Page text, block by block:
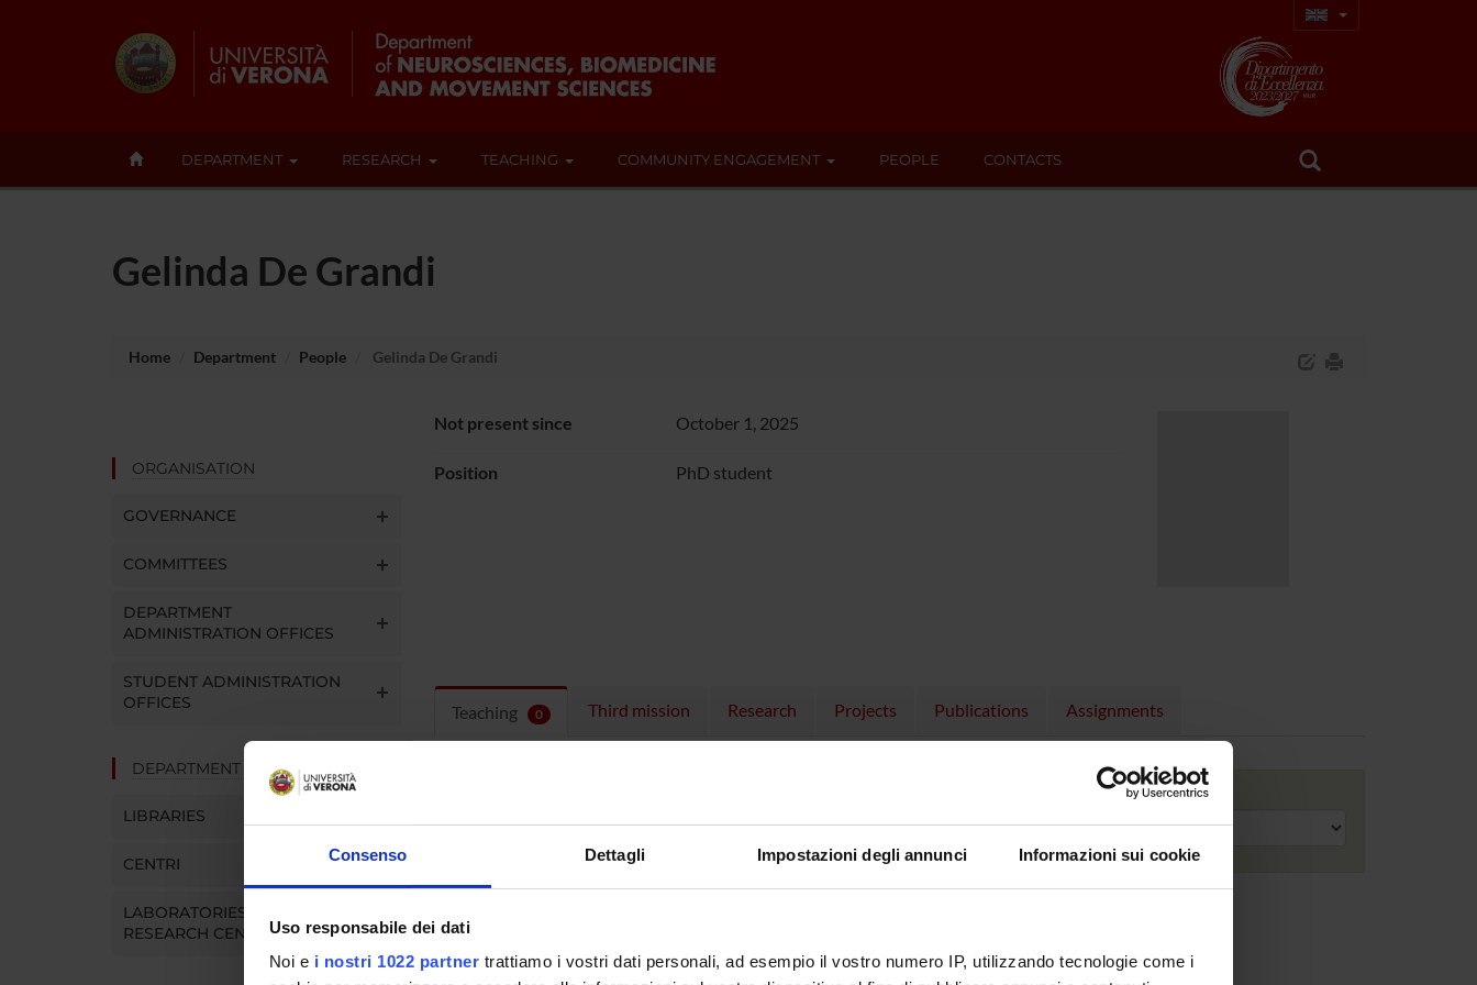
Consenso Dettagli Impostazioni degli annunci Informazioni sui cookie
Uso responsabile dei dati
Noi e i nostri 1022 partner trattiamo i vostri dati personali, ad esempio il vostro numero IP, utilizzando tecnologie come i
DEPARTMENT RESEARCH TEACHING COMMUNITY ENGAGEMENT PEOPLE CONTACTS
Gelinda De Grandi
Home Department People Gelinda De Grandi
ORGANISATION
GOVERNANCE
COMMITTEES
DEPARTMENT
ADMINISTRATION OFFICES
STUDENT ADMINISTRATION
OFFICES
DEPARTMENT FACILITIES
LIBRARIES
CENTRI
LABORATORIES AND
RESEARCH CENTRES
Not present since October 1, 2025
Position PhD student
Teaching 0 Third mission Research Projects Publications Assignments
Modules running in the period selected:0.
Click on the module to see the timetable and course details.
Academic year